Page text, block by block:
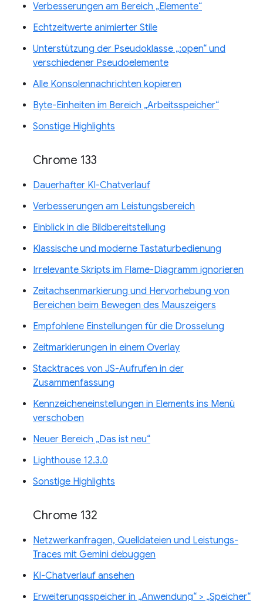
Verbesserungen am Bereich „Elemente“
Echtzeitwerte animierter Stile
Unterstützung der Pseudoklasse „:open“ und
verschiedener Pseudoelemente
Alle Konsolennachrichten kopieren
Byte-Einheiten im Bereich „Arbeitsspeicher“
Sonstige Highlights
Chrome 133
Dauerhafter KI-Chatverlauf
Verbesserungen am Leistungsbereich
Einblick in die Bildbereitstellung
Klassische und moderne Tastaturbedienung
Irrelevante Skripts im Flame-Diagramm ignorieren
Zeitachsenmarkierung und Hervorhebung von
Bereichen beim Bewegen des Mauszeigers
Empfohlene Einstellungen für die Drosselung
Zeitmarkierungen in einem Overlay
Stacktraces von JS-Aufrufen in der
Zusammenfassung
Kennzeicheneinstellungen in Elements ins Menü
verschoben
Neuer Bereich „Das ist neu“
Lighthouse 12.3.0
Sonstige Highlights
Chrome 132
Netzwerkanfragen, Quelldateien und Leistungs-
Traces mit Gemini debuggen
KI-Chatverlauf ansehen
Erweiterungsspeicher in „Anwendung“ > „Speicher“